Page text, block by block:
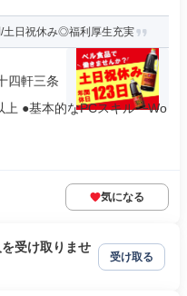
日祝休み◎福利厚生充実
四軒三条
上 ●基本的なPCスキル └Wo
気になる
受け取りませ
受け取る